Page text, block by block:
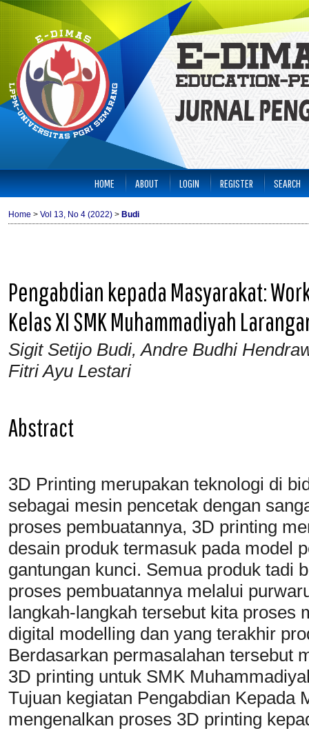
HOME ABOUT LOGIN REGISTER SEARCH
Home > Vol 13, No 4 (2022) > Budi
Pengabdian kepada Masyarakat:
Kelas XI SMK Muhammadiyah
Sigit Setijo Budi, Andre Budhi
Fitri Ayu Lestari
Abstract
3D Printing merupakan teknologi di
sebagai mesin pencetak dengan
proses pembuatannya, 3D printing
desain produk termasuk pada model
gantungan kunci. Semua produk tadi
proses pembuatannya melalui
langkah-langkah tersebut kita proses
digital modelling dan yang terakhir
Berdasarkan permasalahan tersebut
3D printing untuk SMK
Tujuan kegiatan Pengabdian Kepada
mengenalkan proses 3D printing